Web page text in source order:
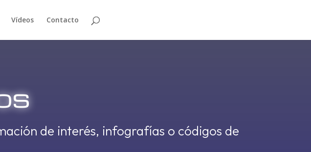
Vídeos Contacto
de interés, infografías o códigos de